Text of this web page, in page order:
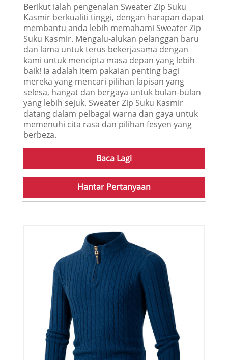
Berikut ialah pengenalan Sweater Zip Suku
Kasmir berkualiti tinggi, dengan harapan dapat
membantu anda lebih memahami Sweater Zip
Suku Kasmir. Mengalu-alukan pelanggan baru
dan lama untuk terus bekerjasama dengan
kami untuk mencipta masa depan yang lebih
baik! Ia adalah item pakaian penting bagi
mereka yang mencari pilihan lapisan yang
selesa, hangat dan bergaya untuk bulan-bulan
yang lebih sejuk. Sweater Zip Suku Kasmir
datang dalam pelbagai warna dan gaya untuk
memenuhi cita rasa dan pilihan fesyen yang
berbeza.
Baca Lagi
Hantar Pertanyaan